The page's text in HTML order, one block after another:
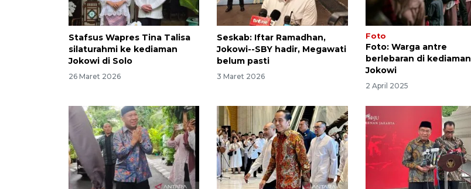
Stafsus Wapres Tina Talisa
silaturahmi ke kediaman
Jokowi di Solo
26 Maret 2026
Seskab: Iftar Ramadhan,
Jokowi--SBY hadir, Megawati
belum pasti
3 Maret 2026
Foto
Foto: Warga antre
berlebaran di kediaman
Jokowi
2 April 2025